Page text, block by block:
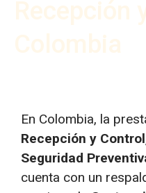
En Colombia, la
Recepción y
Seguridad
cuenta con un